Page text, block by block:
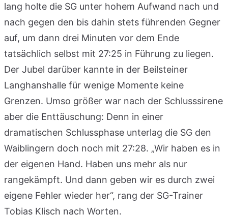
lang holte die SG unter hohem Aufwand nach und
nach gegen den bis dahin stets führenden Gegner
auf, um dann drei Minuten vor dem Ende
tatsächlich selbst mit 27:25 in Führung zu liegen.
Der Jubel darüber kannte in der Beilsteiner
Langhanshalle für wenige Momente keine
Grenzen. Umso größer war nach der Schlusssirene
aber die Enttäuschung: Denn in einer
dramatischen Schlussphase unterlag die SG den
Waiblingern doch noch mit 27:28. „Wir haben es in
der eigenen Hand. Haben uns mehr als nur
rangekämpft. Und dann geben wir es durch zwei
eigene Fehler wieder her“, rang der SG-Trainer
Tobias Klisch nach Worten.